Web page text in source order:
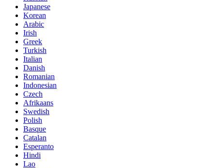
Japanese
Korean
Arabic
Irish
Greek
Turkish
Italian
Danish
Romanian
Indonesian
Czech
Afrikaans
Swedish
Polish
Basque
Catalan
Esperanto
Hindi
Lao